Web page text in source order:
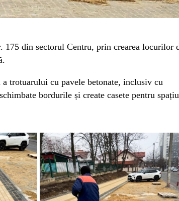
175 din sectorul Centru, prin crearea locurilor
trotuarului cu pavele betonate, inclusiv cu
bordurile și create casete pentru spațiu